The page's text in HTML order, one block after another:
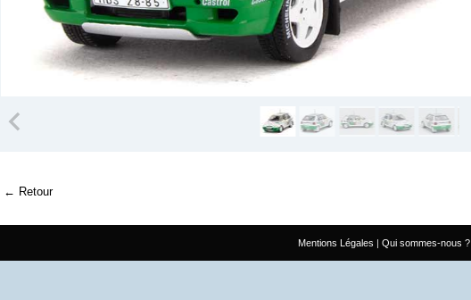
Retour
Mentions Légales Qui sommes-nous ?